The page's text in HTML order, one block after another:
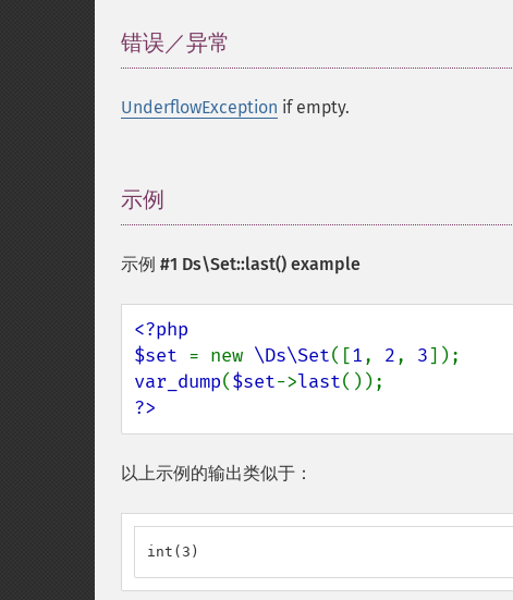
错误／异常
UnderflowException if empty.
示例
示例 #1 Ds\Set::last() example
<?php
$set = new \Ds\Set([1, 2, 3
var_dump($set->last
?>
以上示例的输出类似于：
int(3)